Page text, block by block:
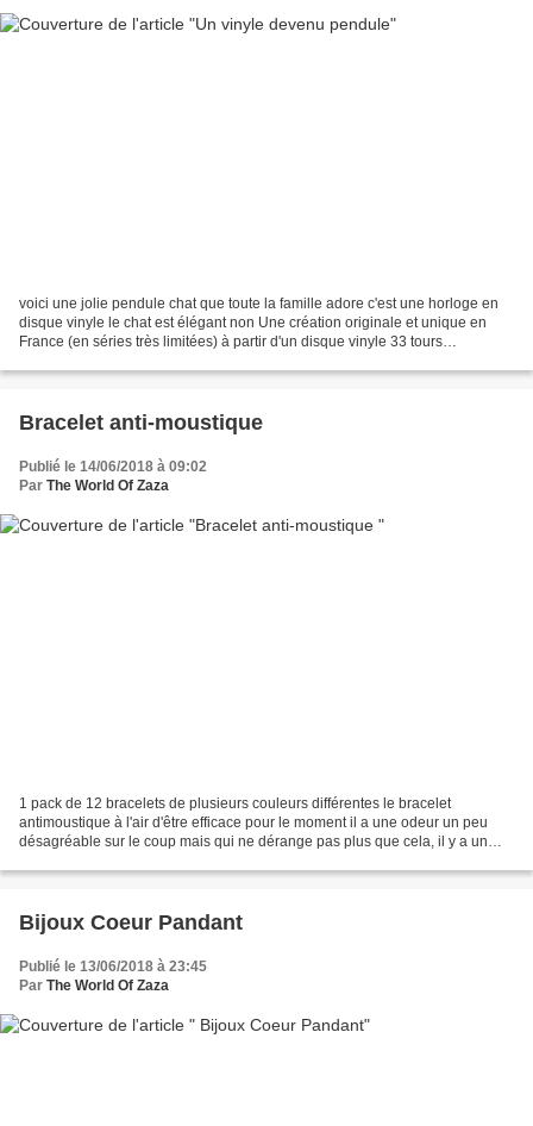
voici une jolie pendule chat que toute la famille adore c'est une horloge en
disque vinyle le chat est élégant non Une création originale et unique en
France (en séries très limitées) à partir d'un disque vinyle 33 tours
Bracelet anti-moustique
Publié le 14/06/2018 à 09:02
Par The World Of Zaza
1 pack de 12 bracelets de plusieurs couleurs différentes le bracelet
antimoustique à l'air d'être efficace pour le moment il a une odeur un peu
désagréable sur le coup mais qui ne dérange pas plus que cela, il y a un
Bijoux Coeur Pandant
Publié le 13/06/2018 à 23:45
Par The World Of Zaza